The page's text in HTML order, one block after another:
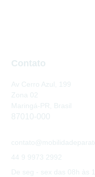
Contato
Av Cerro Azul, 199
Zona 02
Maringá-PR, Brasil
87010-000
44 9 9973 2992
De seg - sex das 08h às